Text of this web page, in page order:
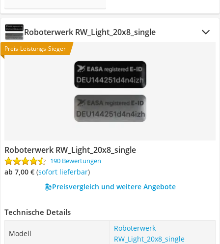
Roboterwerk ‎RW_Light_20x8_single
Preis-Leistungs-Sieger
Roboterwerk ‎RW_Light_20x8_single
190 Bewertungen
ab 7,00 € ( Sofort lieferbar)
Preisvergleich und weitere Angebote
Technische Details
Modell
Roboterwerk
‎RW_Light_20x8_single